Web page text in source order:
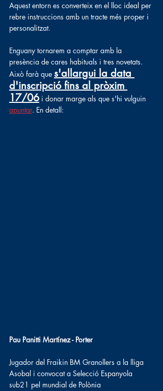
Aquest entorn es converteix en el lloc ideal per
rebre instruccions amb un tracte més proper i
personalitzat.
Enguany tornarem a comptar amb la
presència de cares habituals i tres novetats.
Això farà que s'allargui la data
d'inscripció fins al pròxim
17/06 i donar marge als que s'hi vulguin
apuntar. En detall:
Pau Panitti Martínez - Porter
Jugador del Fraikin BM Granollers a la lliga
Asobal i convocat a Selecció Espanyola
sub21 pel mundial de Polònia